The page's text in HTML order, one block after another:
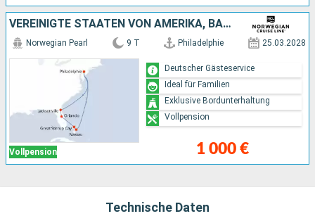
VEREINIGTE STAATEN VON AMERIKA, BAHAMAS
Vollpension
Norwegian Pearl 9 T Philadelphie 25.03.2028
1 000 €
Deutscher Gästeservice
Ideal für Familien
Exklusive Bordunterhaltung
Vollpension
Technische Daten